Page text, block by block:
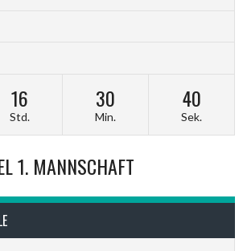
16
Std.
30
Min.
39
Sek.
1. MANNSCHAFT